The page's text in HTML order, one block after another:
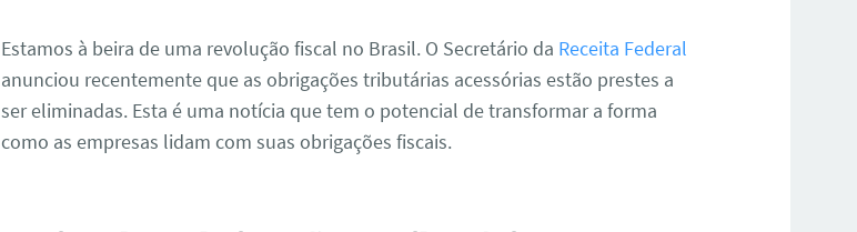
Estamos à beira de uma revolução fiscal no Brasil. O Secretário da Receita Federal
anunciou recentemente que as obrigações tributárias acessórias estão prestes a
ser eliminadas. Esta é uma notícia que tem o potencial de transformar a forma
como as empresas lidam com suas obrigações fiscais.